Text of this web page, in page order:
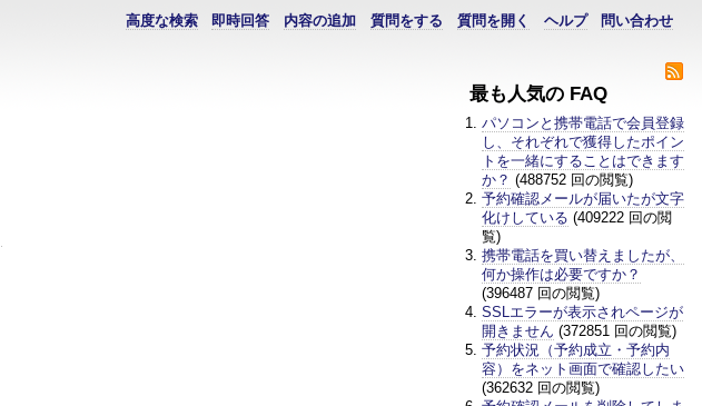
問い合わせ
ヘルプ
質問を開く
質問をする
内容の追加
即時回答
高度な検索
最も人気の FAQ
パソコンと携帯電話で会員登録
し、それぞれで獲得したポイン
トを一緒にすることはできます
か？ (488752 回の閲覧)
予約確認メールが届いたが文字
化けしている (409222 回の閲
覧)
携帯電話を買い替えましたが、
何か操作は必要ですか？
(396487 回の閲覧)
SSLエラーが表示されページが
開きません (372851 回の閲覧)
予約状況（予約成立・予約内
容）をネット画面で確認したい
(362632 回の閲覧)